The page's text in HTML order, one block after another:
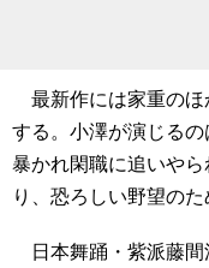
最新作には家重の
する。小澤が演じる
暴かれ閑職に追いや
り、恐ろしい野望のた
日本舞踊・紫派藤間